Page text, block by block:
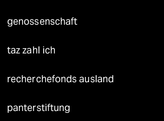
genossenschaft
taz zahl ich
recherchefonds ausland
panterstiftung